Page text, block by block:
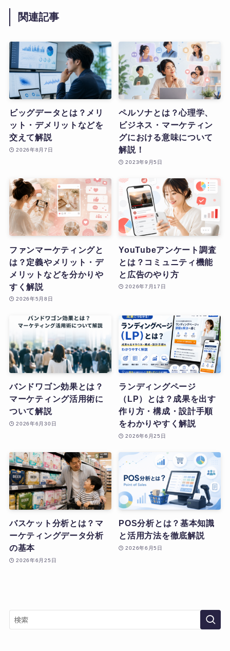
関連記事
ビッグデータとは？メリ
ット・デメリットなどを
交えて解説
2026年8月7日
ペルソナとは？心理学、
ビジネス・マーケティン
グにおける意味について
解説！
2023年9月5日
ファンマーケティングと
は？定義やメリット・デ
メリットなどを分かりや
すく解説
2026年5月8日
YouTubeアンケート調査
とは？コミュニティ機能
と広告のやり方
2026年7月17日
バンドワゴン効果とは？
マーケティング活用術に
ついて解説
2026年6月30日
ランディングページ
（LP）とは？成果を出す
作り方・構成・設計手順
をわかりやすく解説
2026年6月25日
バスケット分析とは？マ
ーケティングデータ分析
の基本
2026年6月25日
POS分析とは？基本知識
と活用方法を徹底解説
2026年6月5日